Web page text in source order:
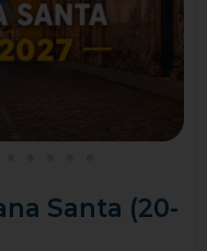
Santa (20-